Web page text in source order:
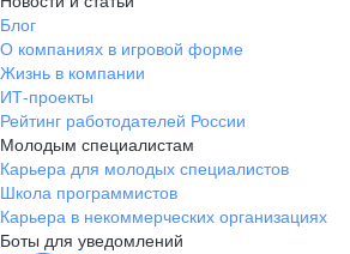
Блог
О компаниях в игровой форме
Жизнь в компании
ИТ-проекты
Рейтинг работодателей России
Молодым специалистам
Карьера для молодых специалистов
Школа программистов
Карьера в некоммерческих организациях
Боты для уведомлений